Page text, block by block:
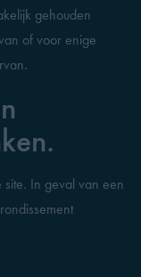
gehouden
of voor enige
site. In geval van een